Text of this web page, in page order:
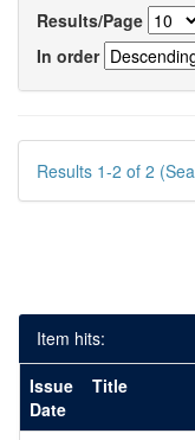
Results/Page
In order
Results 1-2 of 2
Item hits:
Issue
Date
Title